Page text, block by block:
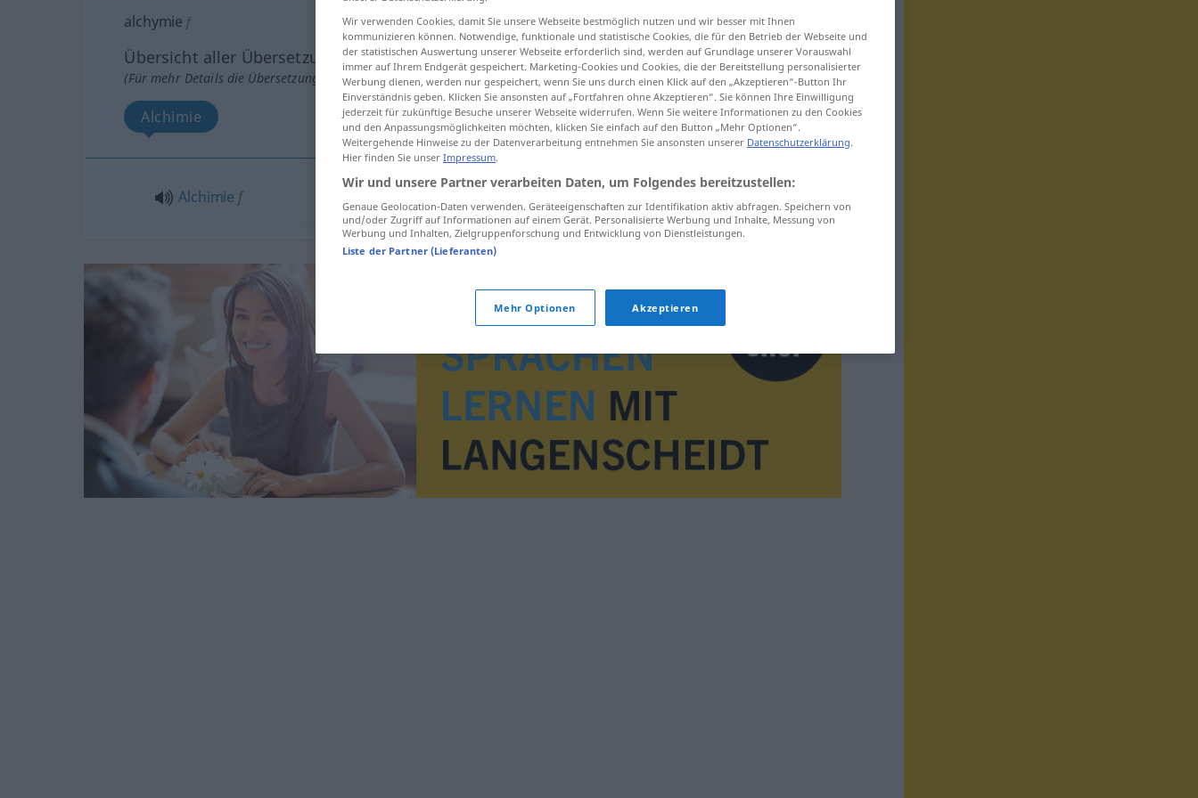
alchymie f
Übersicht aller Übersetzungen
(Für mehr Details die Übersetzung anklicken/antippen)
Alchimie
Alchimie f
Wir verwenden Cookies, damit Sie unsere Webseite bestmöglich nutzen und wir besser mit Ihnen
kommunizieren können. Notwendige, funktionale und statistische Cookies, die für den Betrieb der Webseite und
der statistischen Auswertung unserer Webseite erforderlich sind, werden auf Grundlage unserer Vorauswahl
immer auf Ihrem Endgerät gespeichert. Marketing-Cookies und Cookies, die der Bereitstellung personalisierter
Werbung dienen, werden nur gespeichert, wenn Sie uns durch einen Klick auf den „Akzeptieren“-Button Ihr
Einverständnis geben. Klicken Sie ansonsten auf „Fortfahren ohne Akzeptieren“. Sie können Ihre Einwilligung
jederzeit für zukünftige Besuche unserer Webseite widerrufen. Wenn Sie weitere Informationen zu den Cookies
und den Anpassungsmöglichkeiten möchten, klicken Sie einfach auf den Button „Mehr Optionen“.
Weitergehende Hinweise zu der Datenverarbeitung entnehmen Sie ansonsten unserer Datenschutzerklärung.
Hier finden Sie unser Impressum.
Wir und unsere Partner verarbeiten Daten, um Folgendes bereitzustellen:
Genaue Geolocation-Daten verwenden. Geräteeigenschaften zur Identifikation aktiv abfragen. Speichern von
und/oder Zugriff auf Informationen auf einem Gerät. Personalisierte Werbung und Inhalte, Messung von
Werbung und Inhalten, Zielgruppenforschung und Entwicklung von Dienstleistungen.
Liste der Partner (Lieferanten)
Mehr Optionen Akzeptieren